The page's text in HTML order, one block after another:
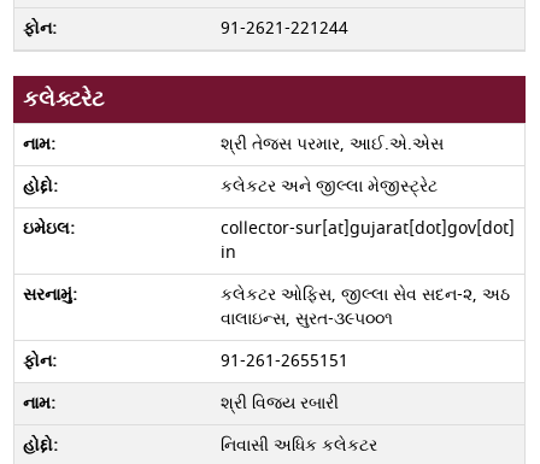
91-2621-221244
કલેક્ટરેટ
શ્રી તેજસ પરમાર, આઈ.એ.એસ
કલેકટર અને જીલ્લા મેજીસ્ટ્રેટ
collector-sur[at]gujarat[dot]gov[dot]
in
કલેકટર ઓફિસ, જીલ્લા સેવ સદન-૨, અઠ
વાલાઇન્સ, સુરત-૩૯૫૦૦૧
91-261-2655151
શ્રી વિજય રબારી
નિવાસી અધિક કલેકટર